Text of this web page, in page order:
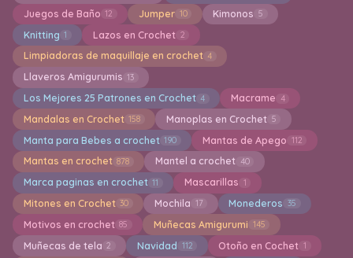
Juegos de Baño 12 Jumper 10 Kimonos 5
Knitting 1 Lazos en Crochet 2
Limpiadoras de maquillaje en crochet 4
Llaveros Amigurumis 13
Los Mejores 25 Patrones en Crochet 4 Macrame 4
Mandalas en Crochet 158 Manoplas en Crochet 5
Manta para Bebes a crochet 190 Mantas de Apego 112
Mantas en crochet 878 Mantel a crochet 40
Marca paginas en crochet 11 Mascarillas 1
Mitones en Crochet 30 Mochila 17 Monederos 35
Motivos en crochet 85 Muñecas Amigurumi 145
Muñecas de tela 2 Navidad 112 Otoño en Cochet 1